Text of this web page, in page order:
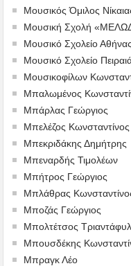
Μουσικός Όμιλος
Μουσική Σχολή
Μουσικό Σχολείο Αθήνας
Μουσικό Σχολείο
Μουσικοφίλων
Μπαλωμένος
Μπάρλας Γεώργιος
Μπελέζος Κωνσταντίνος
Μπεκριδάκης Δημήτρης
Μπεναρδής Τιμολέων
Μπήτρος Γεώργιος
Μπλάθρας
Μποζάς Γεώργιος
Μπολτέτσος
Μπουσδέκης
Μπραγκ Λέο